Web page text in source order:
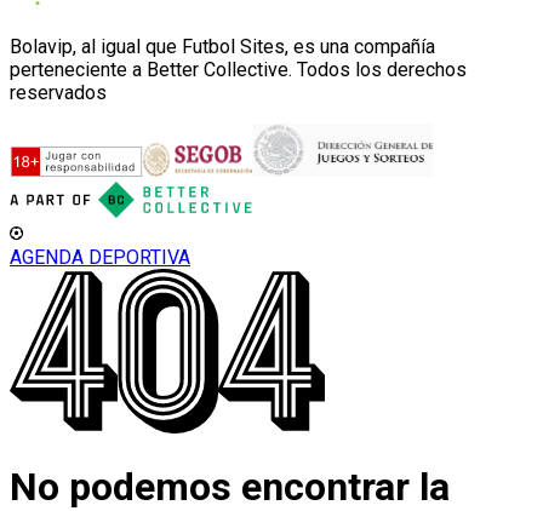
Bolavip, al igual que Futbol Sites, es una compañía
perteneciente a Better Collective. Todos los derechos
reservados
AGENDA DEPORTIVA
No podemos encontrar la